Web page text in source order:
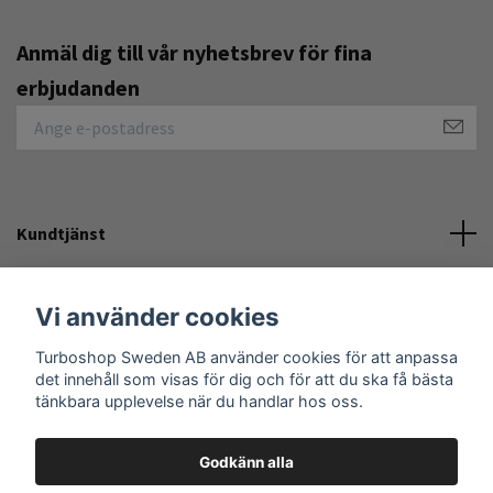
Anmäl dig till vår nyhetsbrev för fina
erbjudanden
Kundtjänst
Sociala medier
Vi använder cookies
Turboshop Sweden AB använder cookies för att anpassa
det innehåll som visas för dig och för att du ska få bästa
tänkbara upplevelse när du handlar hos oss.
Godkänn alla